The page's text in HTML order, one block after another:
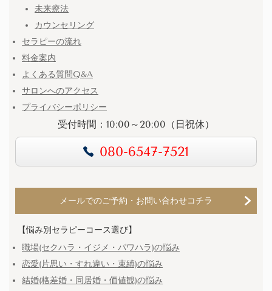
未来療法
カウンセリング
セラピーの流れ
料金案内
よくある質問Q&A
サロンへのアクセス
プライバシーポリシー
受付時間：10:00～20:00（日祝休）
080-6547-7521
メールでのご予約・お問い合わせコチラ
【悩み別セラピーコース選び】
職場(セクハラ・イジメ・パワハラ)の悩み
恋愛(片思い・すれ違い・束縛)の悩み
結婚(格差婚・同居婚・価値観)の悩み